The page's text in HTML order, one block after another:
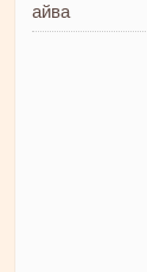
айва